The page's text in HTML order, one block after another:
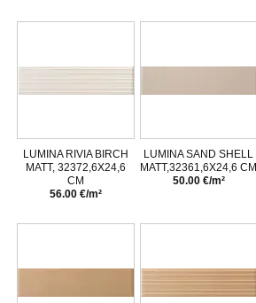
LUMINA RIVIA BIRCH
MATT, 32372,6X24,6
CM
56.00 €/m²
LUMINA SAND SHELL
MATT,32361,6X24,6 CM
50.00 €/m²